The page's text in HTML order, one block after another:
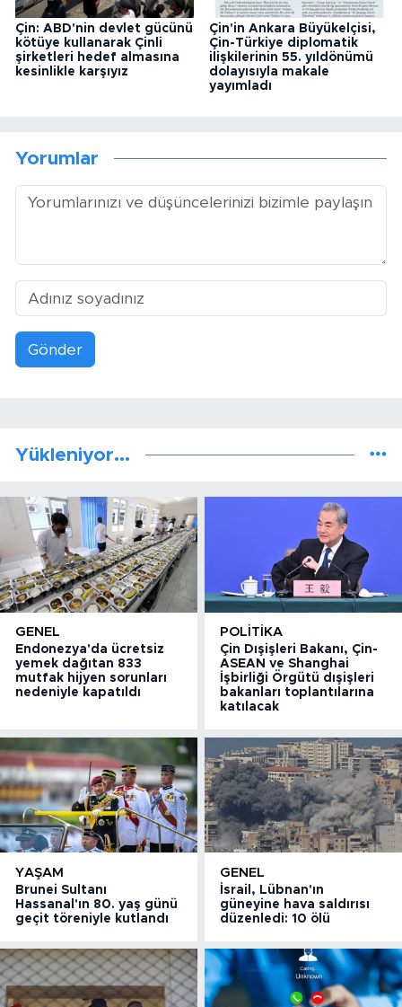
Çin: ABD'nin devlet gücünü
kötüye kullanarak Çinli
şirketleri hedef almasına
kesinlikle karşıyız
Çin'in Ankara Büyükelçisi,
Çin-Türkiye diplomatik
ilişkilerinin 55. yıldönümü
dolayısıyla makale
yayımladı
Yorumlar
Gönder
Yükleniyor...
GENEL
Endonezya'da ücretsiz
yemek dağıtan 833
mutfak hijyen sorunları
nedeniyle kapatıldı
POLITIKA
Çin Dışişleri Bakanı, Çin-
ASEAN ve Shanghai
İşbirliği Örgütü dışişleri
bakanları toplantılarına
katılacak
YAŞAM
Brunei Sultanı
Hassanal'ın 80. yaş günü
geçit töreniyle kutlandı
GENEL
İsrail, Lübnan'ın
güneyine hava saldırısı
düzenledi: 10 ölü